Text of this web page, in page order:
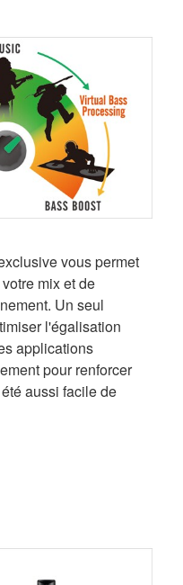
vous permet
mix et de
Un seul
l'égalisation
applications
pour renforcer
aussi facile de